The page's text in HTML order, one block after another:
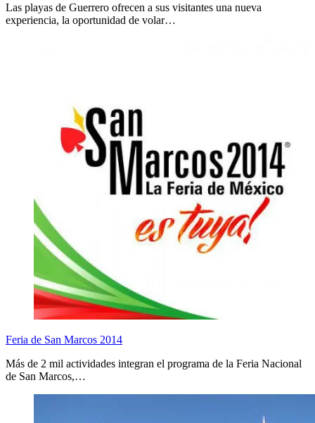
Las playas de Guerrero ofrecen a sus visitantes una nueva
experiencia, la oportunidad de volar…
Feria de San Marcos 2014
Más de 2 mil actividades integran el programa de la Feria Nacional
de San Marcos,…